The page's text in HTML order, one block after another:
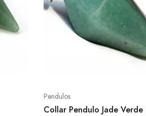
Pendulos
Collar Pendulo Jade